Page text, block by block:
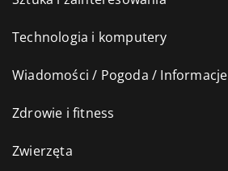
Technologia i komputery
Wiadomości / Pogoda / Informacje
Zdrowie i fitness
Zwierzęta